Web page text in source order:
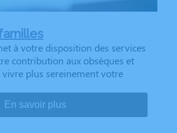
à votre disposition des services
contribution aux obsèques et
plus sereinement votre
En savoir plus